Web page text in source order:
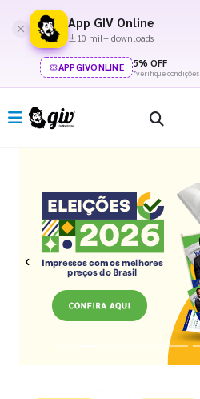
App GIV Online
10 mil+ downloads
APPGIVONLINE 5% OFF
*verifique condições
Previous